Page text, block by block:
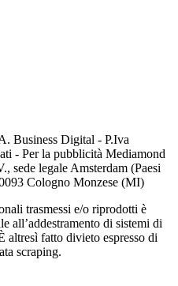
Business Digital - P.Iva
- Per la pubblicità Mediamond
sede legale Amsterdam (Paesi
Cologno Monzese (MI)
trasmessi e/o riprodotti è
all’addestramento di sistemi di
altresì fatto divieto espresso di
scraping.